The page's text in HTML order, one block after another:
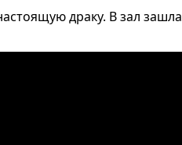
драку. В зал зашла